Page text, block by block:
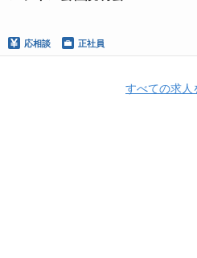
応相談 正社員
すべての求人